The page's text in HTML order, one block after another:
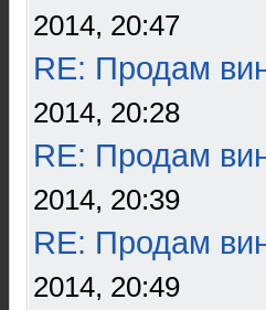
2014, 20:47
RE: Продам
2014, 20:28
RE: Продам
2014, 20:39
RE: Продам
2014, 20:49